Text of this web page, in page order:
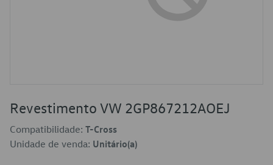
Revestimento VW 2GP867212AOEJ
Compatibilidade: T-Cross
Unidade de venda: Unitário(a)